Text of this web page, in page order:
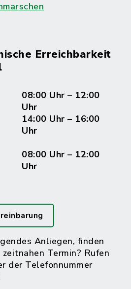
Erreichbarkeit
08:00 Uhr – 12:00
Uhr
14:00 Uhr – 16:00
Uhr
08:00 Uhr – 12:00
Uhr
Anliegen, finden
Termin? Rufen
der Telefonnummer